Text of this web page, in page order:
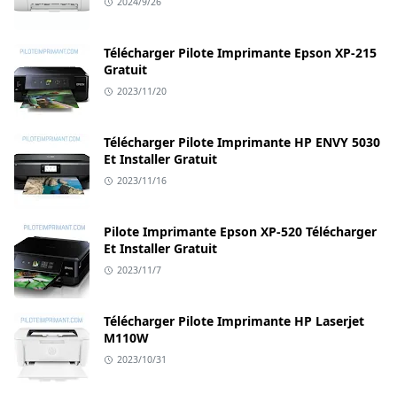
Télécharger Pilote Imprimante Epson XP-215
Gratuit
2023/11/20
Télécharger Pilote Imprimante HP ENVY 5030
Et Installer Gratuit
2023/11/16
Pilote Imprimante Epson XP-520 Télécharger
Et Installer Gratuit
2023/11/7
Télécharger Pilote Imprimante HP Laserjet
M110W
2023/10/31